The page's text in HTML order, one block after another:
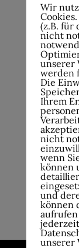
Wir
(z.B. für
nicht
unserer
werden
Die
Ihrem
nicht
wenn
können
und
können
unserer